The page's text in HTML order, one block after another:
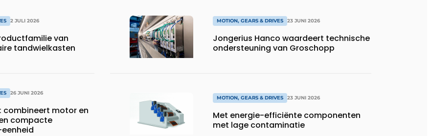
2 JULI 2026
van
tandwielkasten
26 JUNI 2026
combineert motor en
compacte
MOTION, GEARS & DRIVES 23 JUNI 2026
Jongerius Hanco waardeert technische
ondersteuning van Groschopp
MOTION, GEARS & DRIVES 23 JUNI 2026
Met energie-efficiënte componenten
met lage contaminatie